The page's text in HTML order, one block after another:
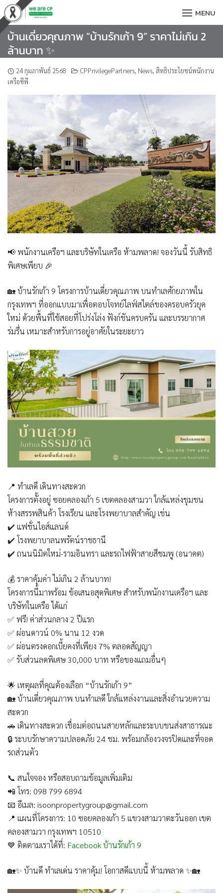
Skip
to
content
MENU
บ้านเดี่ยวคุณภาพ “บ้านรักเก้า 9” ราคาไม่เกิน 2
ล้านบาท ✨
24 กุมภาพันธ์ 2568 CPPrivilegePartners, News, สิทธิประโยชน์พนักงาน
เครือซีพี
📢 พนักงานเครือฯ และบริษัทในเครือ ห้ามพลาด! จองวันนี้ รับสิทธิ
พิเศษเพียบ 🎉
🏡 บ้านรักเก้า 9 โครงการบ้านเดี่ยวคุณภาพ บนทำเลศักยภาพใน
กรุงเทพฯ ที่ออกแบบมาเพื่อตอบโจทย์ไลฟ์สไตล์ของครอบครัวยุค
ใหม่ ด้วยพื้นที่ใช้สอยที่โปร่งโล่ง ฟังก์ชันครบครัน และบรรยากาศ
ร่มรื่น เหมาะสำหรับการอยู่อาศัยในระยะยาว
📍 ทำเลดี เดินทางสะดวก
โครงการตั้งอยู่ ซอยคลองเก้า 5 เขตคลองสามวาใกล้แหล่งชุมชน
ห้างสรรพสินค้า โรงเรียน และโรงพยาบาลสำคัญ เช่น
✔️ แฟชั่นไอส์แลนด์
✔️ โรงพยาบาลนพรัตน์ราชธานี
✔️ ถนนนิมิตใหม่-รามอินทรา และรถไฟฟ้าสายสีชมพู (อนาคต)
💰ราคาคุ้มค่า ไม่เกิน 2 ล้านบาท!
โครงการนี้มาพร้อม ข้อเสนอสุดพิเศษสำหรับพนักงานเครือฯ และ
บริษัทในเครือ ได้แก่
✅ ฟรี! ค่าส่วนกลาง 2 ปีแรก
✅ ผ่อนดาวน์ 0% นาน 12 งวด
✅ ผ่อนตรงดอกเบี้ยคงที่เพียง 7% ตลอดสัญญา
✅ รับส่วนลดพิเศษ 30,000 บาท หรือของแถมอื่นๆ
🌟 เหตุผลที่คุณต้องเลือก “บ้านรักเก้า 9”
🏡 บ้านเดี่ยวคุณภาพ บนทำเลดี ใกล้แหล่งงานและสิ่งอำนวยความ
สะดวก
🚗 เดินทางสะดวก เชื่อมต่อถนนสายหลักและระบบขนส่งสาธารณะ
🔒 ระบบรักษาความปลอดภัย 24 ชม. พร้อมกล้องวงจรปิดและที่จอด
รถส่วนตัว
📞 สนใจจอง หรือสอบถามข้อมูลเพิ่มเติม
📲 โทร: 098 799 6894
📧 อีเมล: isoonpropertygroup@gmail.com
📍 แผนที่โครงการ: 10 ซอยคลองเก้า 5 แขวงสามวาตะวันออก เขต
คลองสามวา กรุงเทพฯ 10510
💙 ติดตามเราได้ที่: Facebook บ้านรักเก้า 9
🏡✨ บ้านดี ทำเลเด่น ราคาคุ้ม! โอกาสดีแบบนี้ ห้ามพลาด ✨🏡